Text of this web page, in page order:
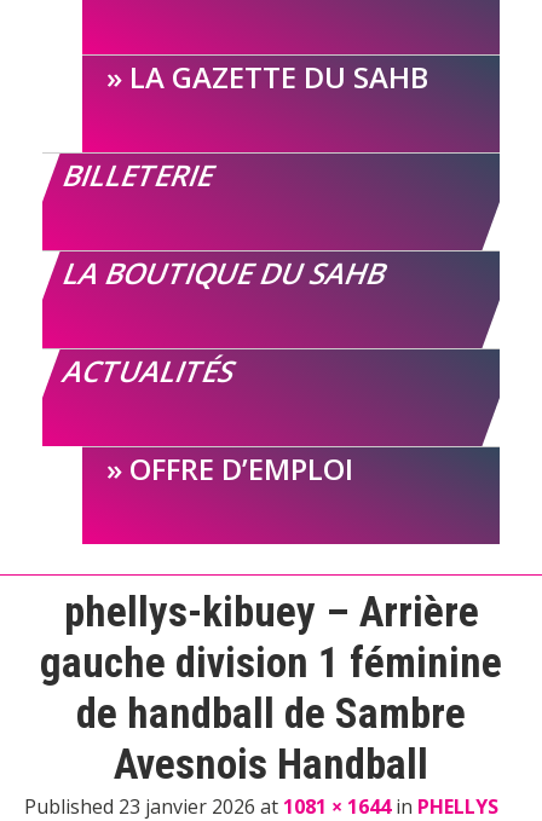
LA GAZETTE DU SAHB
BILLETERIE
LA BOUTIQUE DU SAHB
ACTUALITÉS
OFFRE D’EMPLOI
phellys-kibuey – Arrière
gauche division 1 féminine
de handball de Sambre
Avesnois Handball
Published 23 janvier 2026 at 1081 × 1644in PHELLYS